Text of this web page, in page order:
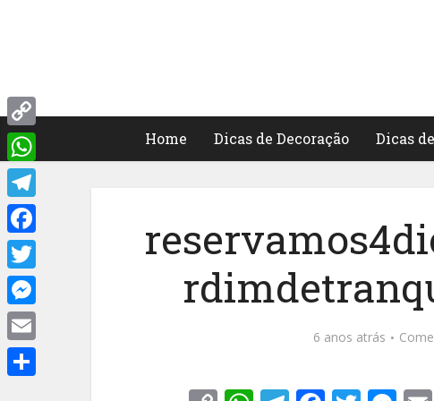
Home Dicas de Decoração Dicas
6 anos atrás
Copy
Link
WhatsApp
Telegram
Facebook
Twitter
Messenger
Email